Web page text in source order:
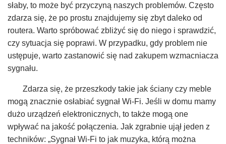
słaby, to może być przyczyną naszych problemów. Często
zdarza się, że po prostu znajdujemy się zbyt daleko od
routera. Warto spróbować zbliżyć się do niego i sprawdzić,
czy sytuacja się poprawi. W przypadku, gdy problem nie
ustępuje, warto zastanowić się nad zakupem wzmacniacza
sygnału.
Zdarza się, że przeszkody takie jak ściany czy meble
mogą znacznie osłabiać sygnał Wi-Fi. Jeśli w domu mamy
dużo urządzeń elektronicznych, to także mogą one
wpływać na jakość połączenia. Jak zgrabnie ujął jeden z
techników: „Sygnał Wi-Fi to jak muzyka, którą można